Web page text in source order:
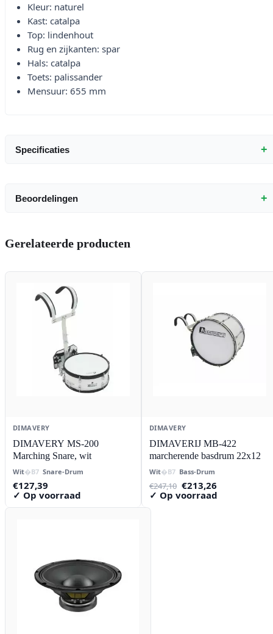
Kleur: naturel
Kast: catalpa
Top: lindenhout
Rug en zijkanten: spar
Hals: catalpa
Toets: palissander
Mensuur: 655 mm
Specificaties +
Beoordelingen +
Gerelateerde producten
DIMAVERY
DIMAVERY MS-200
Marching Snare, wit
Wit Snare-Drum
€127,39
✓ Op voorraad
DIMAVERY
DIMAVERIJ MB-422
marcherende basdrum 22x12
Wit Bass-Drum
€247,10 Oorspronkelijke
prijs
€213,26
prijs
✓ Op voorraad